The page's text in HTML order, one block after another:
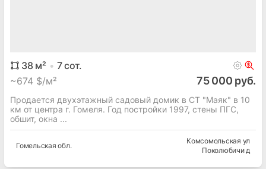
38 м² 7сот.
~674 $/м² 75 000 руб.
Продается двухэтажный садовый домик в СТ "Маяк" в 10
км от центра г. Гомеля. Год постройки 1997, стены ПГС,
обшит, окна ...
Гомельская обл.
Комсомольская ул
Поколюбичи д